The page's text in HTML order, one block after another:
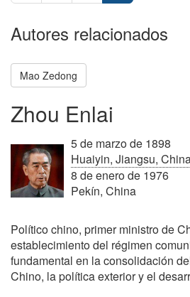
Autores relacionados
Mao Zedong
Zhou Enlai
5 de marzo de 1898
Huaiyin, Jiangsu,
8 de enero de 1976
Pekín, China
Político chino, primer ministro de
establecimiento del régimen
fundamental en la consolidación
Chino, la política exterior y el